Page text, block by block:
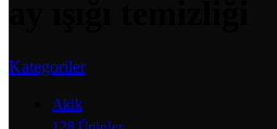
Kategoriler
Akik